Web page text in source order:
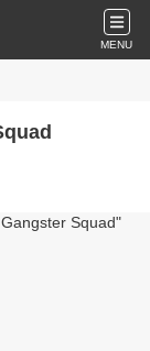
MENU